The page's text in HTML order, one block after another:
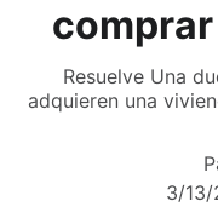
Resuelve Una
adquieren una
3/